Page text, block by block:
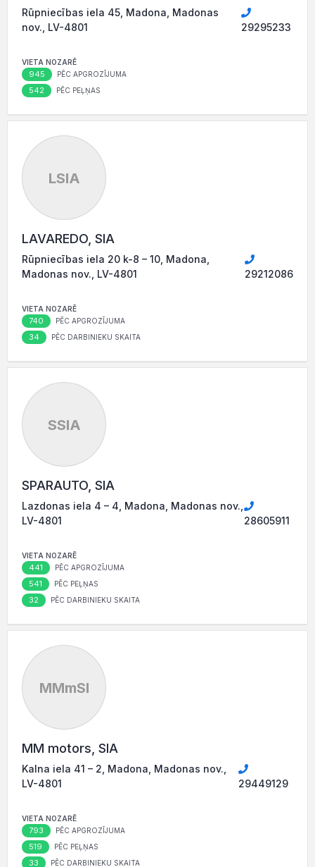
Rūpniecības iela 45, Madona, Madonas
nov., LV-4801
29295233
VIETA NOZARĒ
945 PĒC APGROZĪJUMA
542 PĒC PEĻŅAS
LSIA
LAVAREDO, SIA
Rūpniecības iela 20 k-8 – 10, Madona,
Madonas nov., LV-4801
29212086
VIETA NOZARĒ
740 PĒC APGROZĪJUMA
34 PĒC DARBINIEKU SKAITA
SSIA
SPARAUTO, SIA
Lazdonas iela 4 – 4, Madona, Madonas nov.,
LV-4801
28605911
VIETA NOZARĒ
441 PĒC APGROZĪJUMA
541 PĒC PEĻŅAS
32 PĒC DARBINIEKU SKAITA
MMmSI
MM motors, SIA
Kalna iela 41 – 2, Madona, Madonas nov.,
LV-4801
29449129
VIETA NOZARĒ
793 PĒC APGROZĪJUMA
519 PĒC PEĻŅAS
33 PĒC DARBINIEKU SKAITA